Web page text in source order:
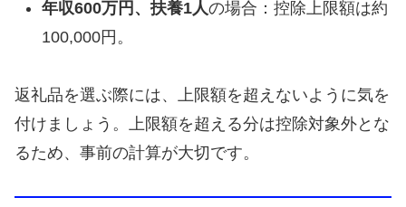
年収600万円、扶養1人の場合：控除上限額は約
100,000円。
返礼品を選ぶ際には、上限額を超えないように気を
付けましょう。上限額を超える分は控除対象外とな
るため、事前の計算が大切です。